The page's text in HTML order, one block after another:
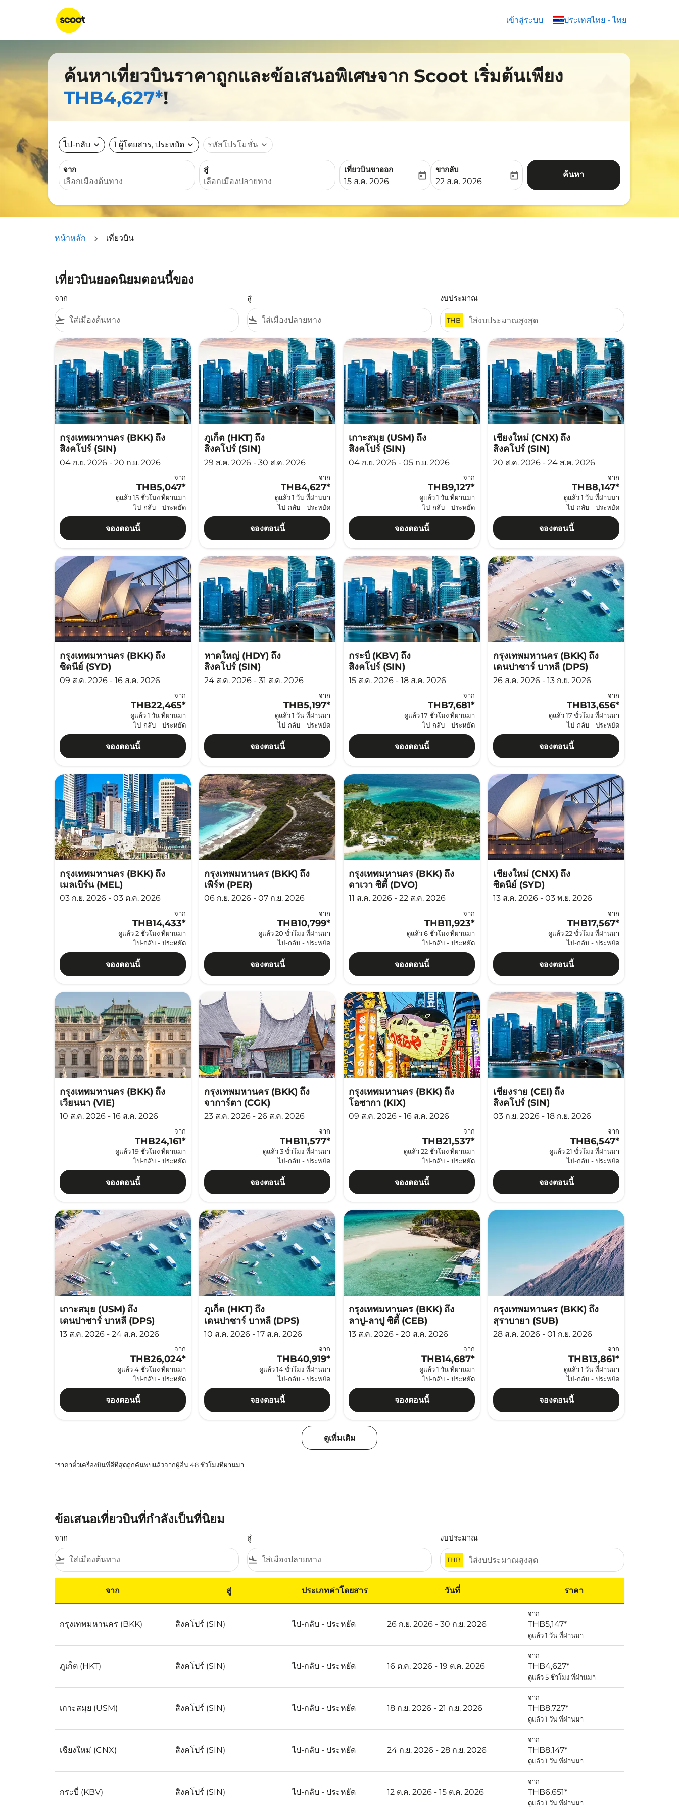
เข้าสู่ระบบ ประเทศไทย - ไทย
keyboard_arrow_down
ค้นหาเที่ยวบินราคาถูกและข้อเสนอพิเศษจาก Scoot เริ่มต้นเพียง
THB4,627*!
ไป-กลับ expand_more 1 ผู้โดยสาร, ประหยัด expand_more รหัสโปรโมชั่น expand_more
จาก สู่
เที่ยวบินขาออก
fc-booking-departure-date-aria-label
15 ส.ค. 2026
today
ขากลับ
fc-booking-return-date-aria-label
22 ส.ค. 2026
today ค้นหา
หน้าหลัก เที่ยวบิน
เที่ยวบินยอดนิยมตอนนี้ของ
จาก
flight_takeoff
สู่
flight_land
งบประมาณ
THB
กรุงเทพมหานคร (BKK) ถึง
สิงคโปร์ (SIN)
04 ก.ย. 2026 - 20 ก.ย. 2026
จาก
THB5,047*
ดูแล้ว 15 ชั่วโมง ที่ผ่านมา
ไป-กลับ - ประหยัด
จองตอนนี้
ภูเก็ต (HKT) ถึง
สิงคโปร์ (SIN)
29 ส.ค. 2026 - 30 ส.ค. 2026
จาก
THB4,627*
ดูแล้ว 1 วัน ที่ผ่านมา
ไป-กลับ - ประหยัด
จองตอนนี้
เกาะสมุย (USM) ถึง
สิงคโปร์ (SIN)
04 ก.ย. 2026 - 05 ก.ย. 2026
จาก
THB9,127*
ดูแล้ว 1 วัน ที่ผ่านมา
ไป-กลับ - ประหยัด
จองตอนนี้
เชียงใหม่ (CNX) ถึง
สิงคโปร์ (SIN)
20 ส.ค. 2026 - 24 ส.ค. 2026
จาก
THB8,147*
ดูแล้ว 1 วัน ที่ผ่านมา
ไป-กลับ - ประหยัด
จองตอนนี้
กรุงเทพมหานคร (BKK) ถึง
ซิดนีย์ (SYD)
09 ส.ค. 2026 - 16 ส.ค. 2026
จาก
THB22,465*
ดูแล้ว 1 วัน ที่ผ่านมา
ไป-กลับ - ประหยัด
จองตอนนี้
หาดใหญ่ (HDY) ถึง
สิงคโปร์ (SIN)
24 ส.ค. 2026 - 31 ส.ค. 2026
จาก
THB5,197*
ดูแล้ว 1 วัน ที่ผ่านมา
ไป-กลับ - ประหยัด
จองตอนนี้
กระบี่ (KBV) ถึง
สิงคโปร์ (SIN)
15 ส.ค. 2026 - 18 ส.ค. 2026
จาก
THB7,681*
ดูแล้ว 17 ชั่วโมง ที่ผ่านมา
ไป-กลับ - ประหยัด
จองตอนนี้
กรุงเทพมหานคร (BKK) ถึง
เดนปาซาร์ บาหลี (DPS)
26 ส.ค. 2026 - 13 ก.ย. 2026
จาก
THB13,656*
ดูแล้ว 17 ชั่วโมง ที่ผ่านมา
ไป-กลับ - ประหยัด
จองตอนนี้
กรุงเทพมหานคร (BKK) ถึง
เมลเบิร์น (MEL)
03 ก.ย. 2026 - 03 ต.ค. 2026
จาก
THB14,433*
ดูแล้ว 2 ชั่วโมง ที่ผ่านมา
ไป-กลับ - ประหยัด
จองตอนนี้
กรุงเทพมหานคร (BKK) ถึง
เพิร์ท (PER)
06 ก.ย. 2026 - 07 ก.ย. 2026
จาก
THB10,799*
ดูแล้ว 20 ชั่วโมง ที่ผ่านมา
ไป-กลับ - ประหยัด
จองตอนนี้
กรุงเทพมหานคร (BKK) ถึง
ดาเวา ซิตี้ (DVO)
11 ส.ค. 2026 - 22 ส.ค. 2026
จาก
THB11,923*
ดูแล้ว 6 ชั่วโมง ที่ผ่านมา
ไป-กลับ - ประหยัด
จองตอนนี้
เชียงใหม่ (CNX) ถึง
ซิดนีย์ (SYD)
13 ส.ค. 2026 - 03 พ.ย. 2026
จาก
THB17,567*
ดูแล้ว 22 ชั่วโมง ที่ผ่านมา
ไป-กลับ - ประหยัด
จองตอนนี้
กรุงเทพมหานคร (BKK) ถึง
เวียนนา (VIE)
10 ส.ค. 2026 - 16 ส.ค. 2026
จาก
THB24,161*
ดูแล้ว 19 ชั่วโมง ที่ผ่านมา
ไป-กลับ - ประหยัด
จองตอนนี้
กรุงเทพมหานคร (BKK) ถึง
จาการ์ตา (CGK)
23 ส.ค. 2026 - 26 ส.ค. 2026
จาก
THB11,577*
ดูแล้ว 3 ชั่วโมง ที่ผ่านมา
ไป-กลับ - ประหยัด
จองตอนนี้
กรุงเทพมหานคร (BKK) ถึง
โอซากา (KIX)
09 ส.ค. 2026 - 16 ส.ค. 2026
จาก
THB21,537*
ดูแล้ว 22 ชั่วโมง ที่ผ่านมา
ไป-กลับ - ประหยัด
จองตอนนี้
เชียงราย (CEI) ถึง
สิงคโปร์ (SIN)
03 ก.ย. 2026 - 18 ก.ย. 2026
จาก
THB6,547*
ดูแล้ว 21 ชั่วโมง ที่ผ่านมา
ไป-กลับ - ประหยัด
จองตอนนี้
เกาะสมุย (USM) ถึง
เดนปาซาร์ บาหลี (DPS)
13 ส.ค. 2026 - 24 ส.ค. 2026
จาก
THB26,024*
ดูแล้ว 4 ชั่วโมง ที่ผ่านมา
ไป-กลับ - ประหยัด
จองตอนนี้
ภูเก็ต (HKT) ถึง
เดนปาซาร์ บาหลี (DPS)
10 ส.ค. 2026 - 17 ส.ค. 2026
จาก
THB40,919*
ดูแล้ว 14 ชั่วโมง ที่ผ่านมา
ไป-กลับ - ประหยัด
จองตอนนี้
กรุงเทพมหานคร (BKK) ถึง
ลาปู-ลาปู ซิตี้ (CEB)
13 ส.ค. 2026 - 20 ส.ค. 2026
จาก
THB14,687*
ดูแล้ว 1 วัน ที่ผ่านมา
ไป-กลับ - ประหยัด
จองตอนนี้
กรุงเทพมหานคร (BKK) ถึง
สุราบายา (SUB)
28 ส.ค. 2026 - 01 ก.ย. 2026
จาก
THB13,861*
ดูแล้ว 1 วัน ที่ผ่านมา
ไป-กลับ - ประหยัด
จองตอนนี้
ดูเพิ่มเติม
*ราคาตั๋วเครื่องบินที่ดีที่สุดถูกค้นพบแล้วจากผู้อื่น 48 ชั่วโมงที่ผ่านมา
ข้อเสนอเที่ยวบินที่กำลังเป็นที่นิยม
จาก
flight_takeoff
สู่
flight_land
งบประมาณ
THB
จาก สู่ ประเภทค่าโดยสาร วันที่ ราคา
กรุงเทพมหานคร (BKK) สิงคโปร์ (SIN) ไป-กลับ - ประหยัด 26 ก.ย. 2026 - 30 ก.ย. 2026
จาก
THB5,147*
ดูแล้ว 1 วัน ที่ผ่านมา
ภูเก็ต (HKT) สิงคโปร์ (SIN) ไป-กลับ - ประหยัด 16 ต.ค. 2026 - 19 ต.ค. 2026
จาก
THB4,627*
ดูแล้ว 5 ชั่วโมง ที่ผ่านมา
เกาะสมุย (USM) สิงคโปร์ (SIN) ไป-กลับ - ประหยัด 18 ก.ย. 2026 - 21 ก.ย. 2026
จาก
THB8,727*
ดูแล้ว 1 วัน ที่ผ่านมา
เชียงใหม่ (CNX) สิงคโปร์ (SIN) ไป-กลับ - ประหยัด 24 ก.ย. 2026 - 28 ก.ย. 2026
จาก
THB8,147*
ดูแล้ว 1 วัน ที่ผ่านมา
กระบี่ (KBV) สิงคโปร์ (SIN) ไป-กลับ - ประหยัด 12 ต.ค. 2026 - 15 ต.ค. 2026
จาก
THB6,651*
ดูแล้ว 1 วัน ที่ผ่านมา